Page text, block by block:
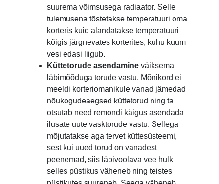
suurema võimsusega radiaator. Selle
tulemusena tõstetakse temperatuuri oma
korteris kuid alandatakse temperatuuri
kõigis järgnevates korterites, kuhu kuum
vesi edasi liigub.
Küttetorude asendamine väiksema
läbimõõduga torude vastu. Mõnikord ei
meeldi korteriomanikule vanad jämedad
nõukogudeaegsed küttetorud ning ta
otsutab need remondi käigus asendada
ilusate uute vasktorude vastu. Sellega
mõjutatakse aga tervet küttesüsteemi,
sest kui uued torud on vanadest
peenemad, siis läbivoolava vee hulk
selles püstikus väheneb ning teistes